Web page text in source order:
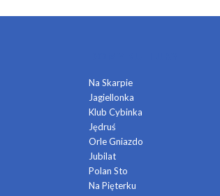
Na Skarpie
Jagiellonka
Klub Cybinka
Jędruś
Orle Gniazdo
Jubilat
Polan Sto
Na Pięterku